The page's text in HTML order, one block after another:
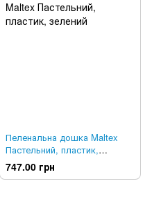
Пеленальна дошка Maltex
Пастельний, пластик,
зелений
747.00 грн